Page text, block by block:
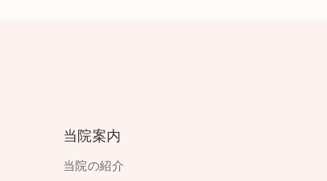
当院案内
当院の紹介